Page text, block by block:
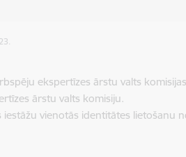
ekspertīzes ārstu valts
ārstu valts komisiju.
iestāžu vienotās identitātes lietošanu